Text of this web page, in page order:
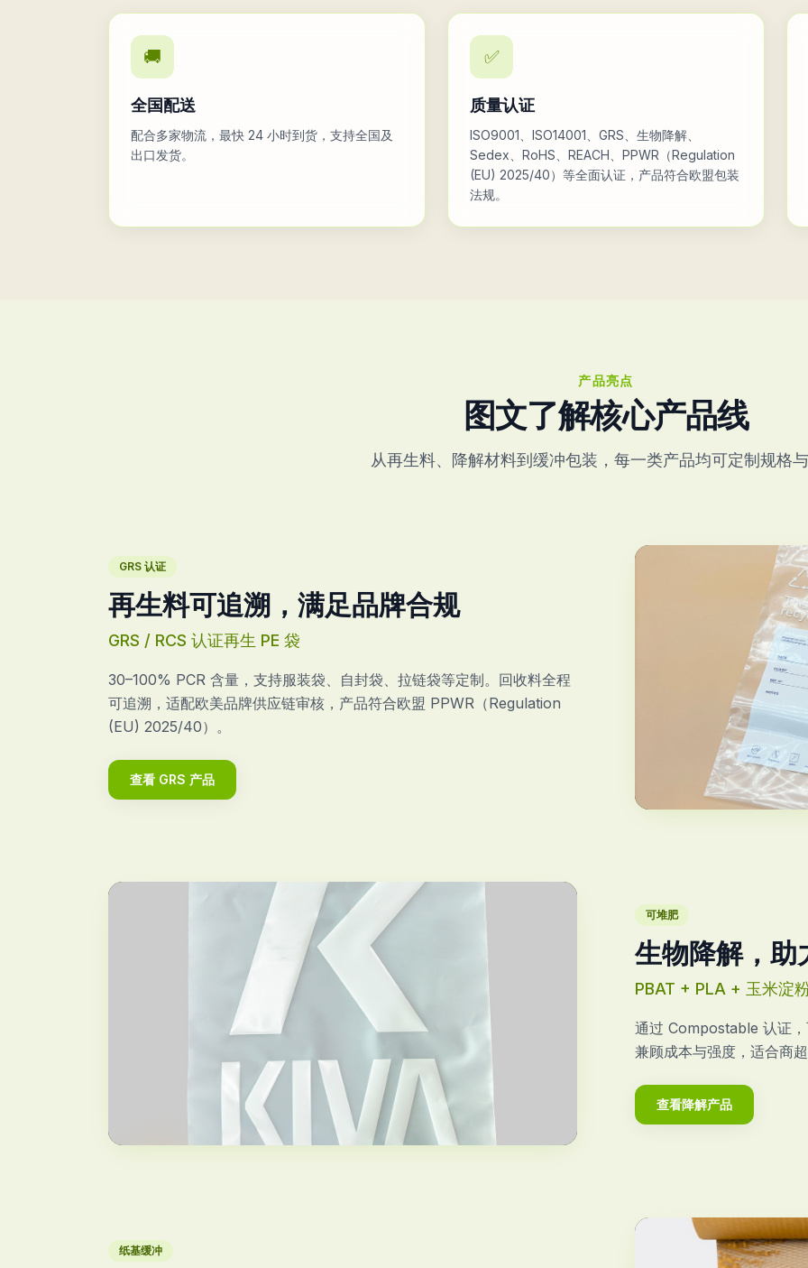
🚚
全国配送
配合多家物流，最快 24 小时到货，支持全国及
出口发货。
✅
质量认证
ISO9001、ISO14001、GRS、生物降解、
Sedex、RoHS、REACH、PPWR（Regulation
(EU) 2025/40）等全面认证，产品符合欧盟包装
法规。
产品亮点
图文了解核心产品线
从再生料、降解材料到缓冲包装，每一类产品均可定制规格
GRS 认证
再生料可追溯，满足品牌合规
GRS / RCS 认证再生 PE 袋
30–100% PCR 含量，支持服装袋、自封袋、拉链袋等定制。回收料全程
可追溯，适配欧美品牌供应链审核，产品符合欧盟 PPWR（Regulation
(EU) 2025/40）。
查看 GRS 产品
可堆肥
生物降解，助
PBAT + PLA + 玉米淀
通过 Compostable 认证
兼顾成本与强度，适合商
查看降解产品
纸基缓冲